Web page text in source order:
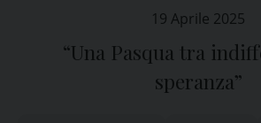
19 Aprile 2025
“Una Pasqua tra
speranza”